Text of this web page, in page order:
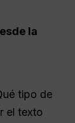
la
tipo de
el texto